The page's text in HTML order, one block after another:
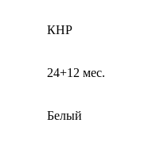
КНР
24+12 мес.
Белый